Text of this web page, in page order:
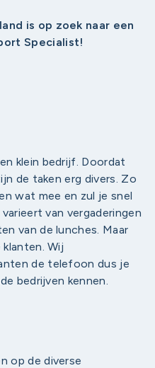
is op zoek naar een
Specialist!
klein bedrijf. Doordat
de taken erg divers. Zo
wat mee en zul je snel
van vergaderingen
van de lunches. Maar
Wij
de telefoon dus je
bedrijven kennen.
op de diverse